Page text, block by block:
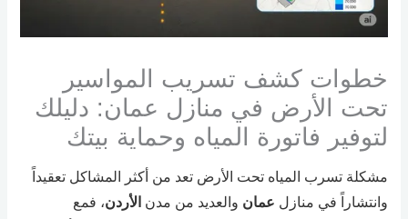
خطوات كشف تسريب المواسير
تحت الأرض في منازل عمان: دليلك
لتوفير فاتورة المياه وحماية بيتك
مشكلة تسرب المياه تحت الأرض تعد من أكثر المشاكل تعقيداً
وانتشاراً في منازل عمان والعديد من مدن الأردن، فمع